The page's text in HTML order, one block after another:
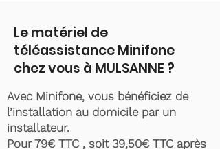
Le matériel de
téléassistance Minifone
chez vous à MULSANNE ?
Avec Minifone, vous bénéficiez de
l’installation au domicile par un
installateur.
Pour 79€ TTC , soit 39,50€ TTC après